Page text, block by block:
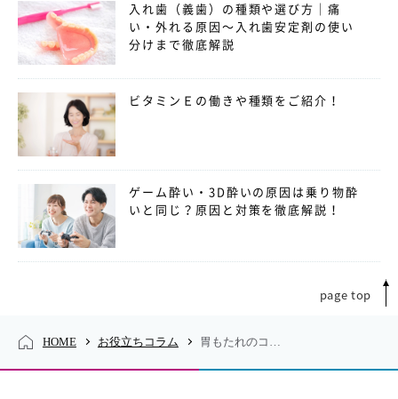
入れ歯（義歯）の種類や選び方｜痛
い・外れる原因〜入れ歯安定剤の使い
分けまで徹底解説
ビタミンＥの働きや種類をご紹介！
ゲーム酔い・3D酔いの原因は乗り物酔
いと同じ？原因と対策を徹底解説！
page top
HOME お役立ちコラム